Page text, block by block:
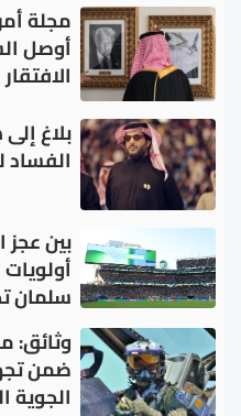
مجلة
أوصل
بلاغ
بين عجز
سلمان
وثائق:
ضمن
الجوية